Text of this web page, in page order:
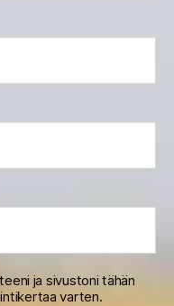
ja sivustoni tähän
varten.